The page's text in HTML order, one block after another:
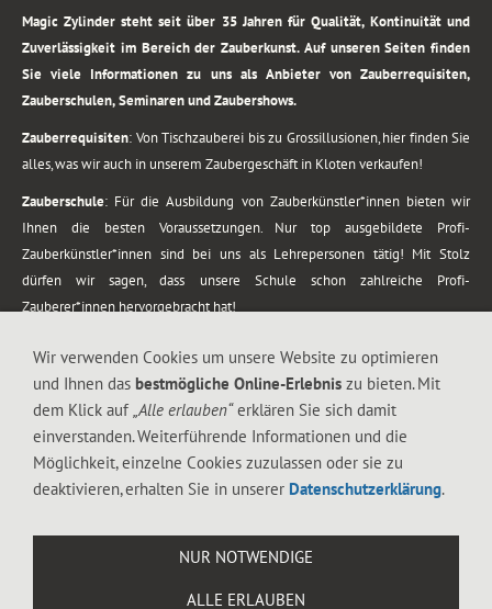
Magic Zylinder steht seit über 35 Jahren für Qualität, Kontinuität und
Zuverlässigkeit im Bereich der Zauberkunst. Auf unseren Seiten finden
Sie viele Informationen zu uns als Anbieter von Zauberrequisiten,
Zauberschulen, Seminaren und Zaubershows.
Zauberrequisiten: Von Tischzauberei bis zu Grossillusionen, hier finden Sie
alles, was wir auch in unserem Zaubergeschäft in Kloten verkaufen!
Zauberschule: Für die Ausbildung von Zauberkünstler*innen bieten wir
Ihnen die besten Voraussetzungen. Nur top ausgebildete Profi-
Zauberkünstler*innen sind bei uns als Lehrepersonen tätig! Mit Stolz
dürfen wir sagen, dass unsere Schule schon zahlreiche Profi-
Zauberer*innen hervorgebracht hat!
vom Kinderprogramm bis zur Tischzauberei. Lassen Sie sich faszinieren von
meiner Zauber-Sprech-Show, angerührt mit sprachlichen Sequenzen,
gewürzt mit Gags und visuellen Illusionen wie Kaninchen, Vasen, Seilen,
Flughafenstrasse 4, 8302 Kloten
Wir verwenden Cookies um unsere Website zu optimieren
und Ihnen das bestmögliche Online-Erlebnis zu bieten. Mit
dem Klick auf „Alle erlauben“erklären Sie sich damit
einverstanden. Weiterführende Informationen und die
Möglichkeit, einzelne Cookies zuzulassen oder sie zu
deaktivieren, erhalten Sie in unserer Datenschutzerklärung.
NUR NOTWENDIGE
ALLE ERLAUBEN